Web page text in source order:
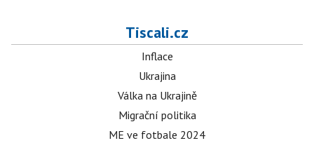
Tiscali.cz
Inflace
Ukrajina
Válka na Ukrajině
Migrační politika
ME ve fotbale 2024